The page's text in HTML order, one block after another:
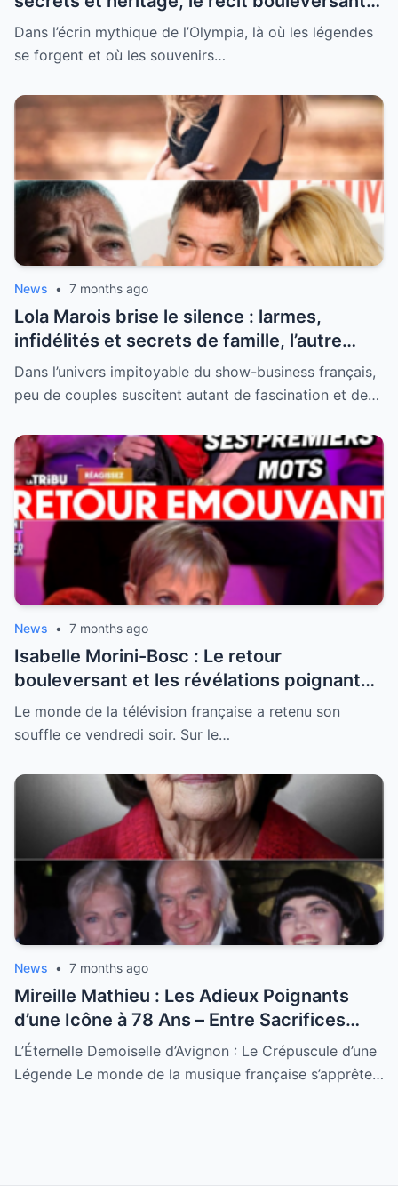
d’un hommage historique à Johnny à
l’Olympia
Dans l’écrin mythique de l’Olympia, là où les légendes
se forgent et où les souvenirs…
News • 7 months ago
Lola Marois brise le silence : larmes,
infidélités et secrets de famille, l’autre
visage de Jean-Marie Bigard enfin dévoilé
Dans l’univers impitoyable du show-business français,
peu de couples suscitent autant de fascination et de…
News • 7 months ago
Isabelle Morini-Bosc : Le retour
bouleversant et les révélations poignantes
après la perte de son mari
Le monde de la télévision française a retenu son
souffle ce vendredi soir. Sur le…
News • 7 months ago
Mireille Mathieu : Les Adieux Poignants
d’une Icône à 78 Ans – Entre Sacrifices
Amoureux et Destin Royal
L’Éternelle Demoiselle d’Avignon : Le Crépuscule d’une
Légende Le monde de la musique française s’apprête…